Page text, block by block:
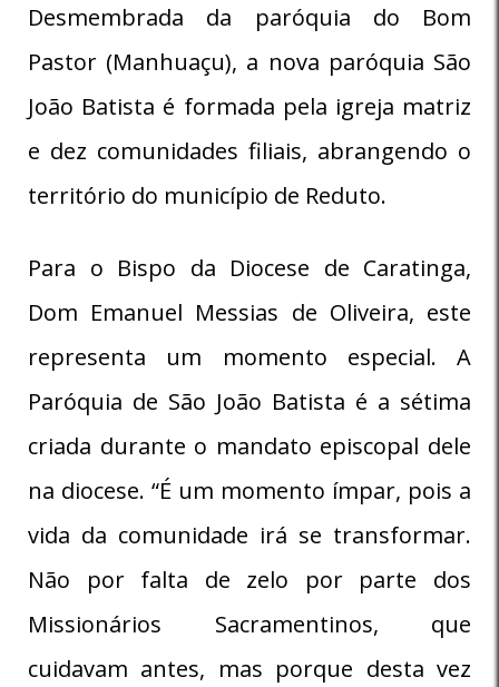
Desmembrada da paróquia do Bom
Pastor (Manhuaçu), a nova paróquia São
João Batista é formada pela igreja matriz
e dez comunidades filiais, abrangendo o
território do município de Reduto.
Para o Bispo da Diocese de Caratinga,
Dom Emanuel Messias de Oliveira, este
representa um momento especial. A
Paróquia de São João Batista é a sétima
criada durante o mandato episcopal dele
na diocese. “É um momento ímpar, pois a
vida da comunidade irá se transformar.
Não por falta de zelo por parte dos
Missionários Sacramentinos, que
cuidavam antes, mas porque desta vez